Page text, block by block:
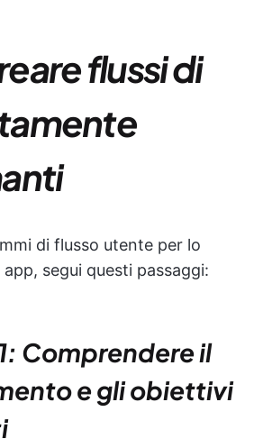
flussi di
di flusso utente per lo
segui questi passaggi:
Comprendere il
e gli obiettivi